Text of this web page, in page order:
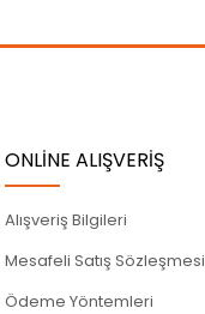
ONLİNE ALIŞVERİŞ
Alışveriş Bilgileri
Mesafeli Satış Sözleşmesi
Ödeme Yöntemleri